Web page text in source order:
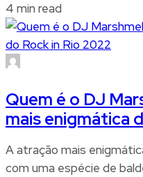
4 min read
Quem é o DJ
mais enigmática
A atração mais
com uma espécie de